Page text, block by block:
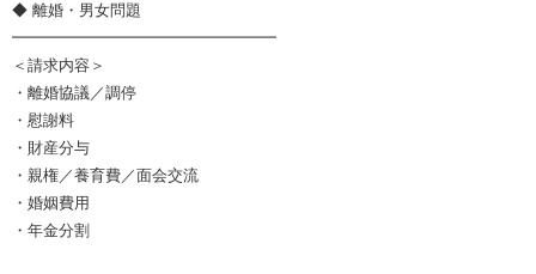
◆ 離婚・男女問題
━━━━━━━━━━━━━━━━━
＜請求内容＞
・離婚協議／調停
・慰謝料
・財産分与
・親権／養育費／面会交流
・婚姻費用
・年金分割